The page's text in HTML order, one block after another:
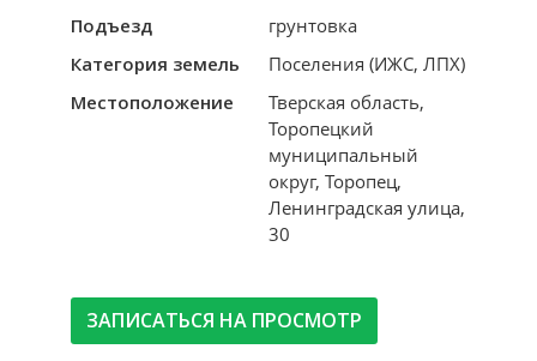
Подъезд
грунтовка
Категория земель
Поселения (ИЖС, ЛПХ)
Местоположение
Тверская область,
Торопецкий
муниципальный
округ, Торопец,
Ленинградская улица,
30
ЗАПИСАТЬСЯ НА ПРОСМОТР